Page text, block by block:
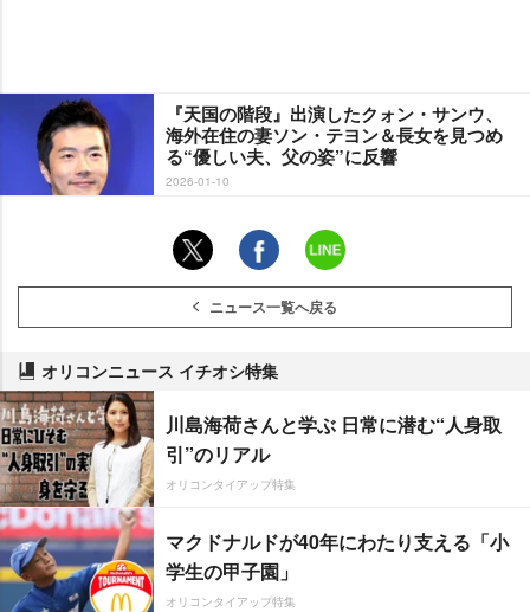
『天国の階段』出演したクォン・サンウ、
海外在住の妻ソン・テヨン＆長女を見つめ
る“優しい夫、父の姿”に反響
2026-01-10
ニュース一覧へ戻る
オリコンニュース イチオシ特集
川島海荷さんと学ぶ 日常に潜む“人身取
引”のリアル
オリコンタイアップ特集
マクドナルドが40年にわたり支える「小
学生の甲子園」
オリコンタイアップ特集